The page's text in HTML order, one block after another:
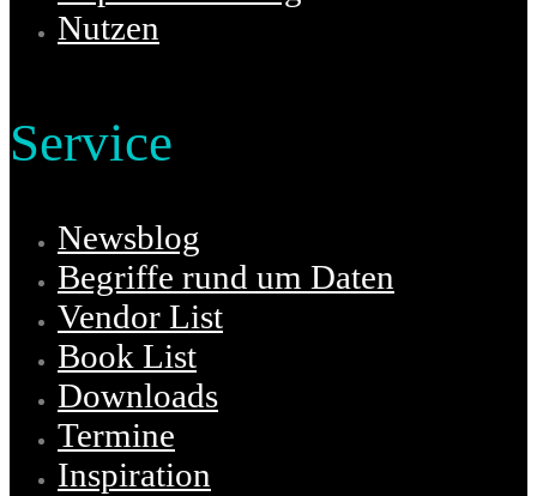
Nutzen
Service
Newsblog
Begriffe rund um Daten
Vendor List
Book List
Downloads
Termine
Inspiration